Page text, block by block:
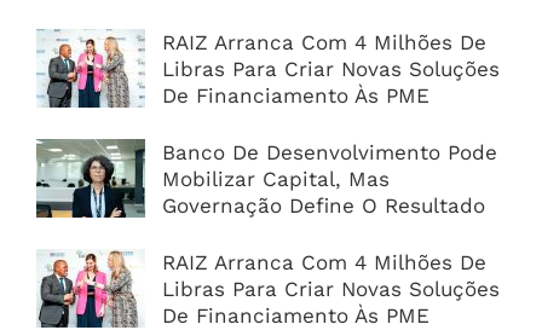
RAIZ Arranca Com 4 Milhões De
Libras Para Criar Novas Soluções
De Financiamento Às PME
Banco De Desenvolvimento Pode
Mobilizar Capital, Mas
Governação Define O Resultado
RAIZ Arranca Com 4 Milhões De
Libras Para Criar Novas Soluções
De Financiamento Às PME